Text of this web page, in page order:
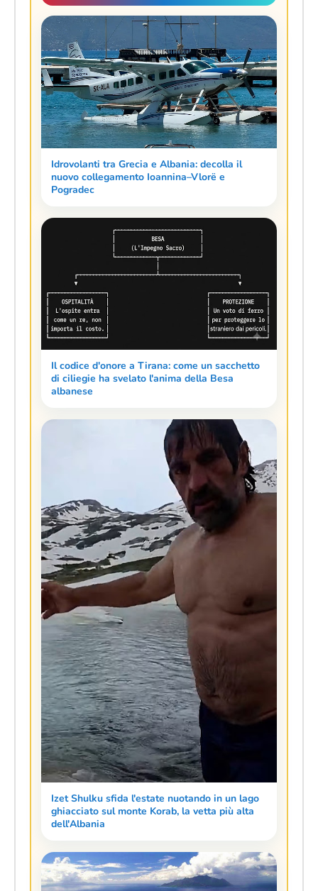
Idrovolanti tra Grecia e Albania: decolla il
nuovo collegamento Ioannina–Vlorë e
Pogradec
Il codice d'onore a Tirana: come un sacchetto
di ciliegie ha svelato l'anima della Besa
albanese
Izet Shulku sfida l'estate nuotando in un lago
ghiacciato sul monte Korab, la vetta più alta
dell'Albania